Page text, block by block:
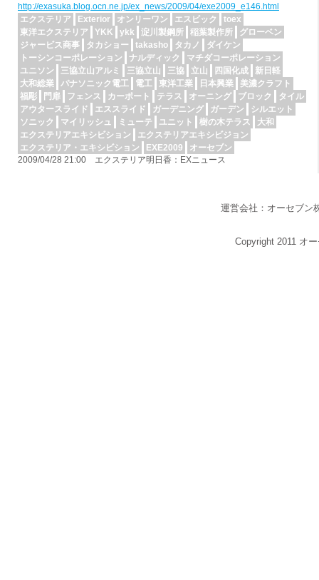
http://exasuka.blog.ocn.ne.jp/ex_news/2009/04/exe2009_e146.html
エクステリア
Exterior オンリーワン エスビック
toex
東洋エクステリア
YKK ykk 淀川製鋼所 稲葉製作所
グローベン
ジャービス商事
タカショー takasho タカノ
ダイケン
トーシンコーポレーション
ナルディック
マチダコーポレーション
ユニソン
三協立山アルミ 三協立山 三協 立山 四国化成
新日軽
大和総業
パナソニック電工 電工 東洋工業 日本興業
美濃クラフト
福彫
門扉 フェンス カーポート テラス オーニング ブロック
タイル
アウタースライド
エススライド ガーデニング ガーデン
シルエット
ソニック
マイリッシュ ミューテ ユニット 樹の木テラス
大和
エクステリアエキシビション
エクステリアエキシビジョン
エクステリア・エキシビション
EXE2009
オーセブン
2009/04/28 21:00 エクステリア明日香：EXニュース
運営会社：オーセブン
Copyright 2011 オ